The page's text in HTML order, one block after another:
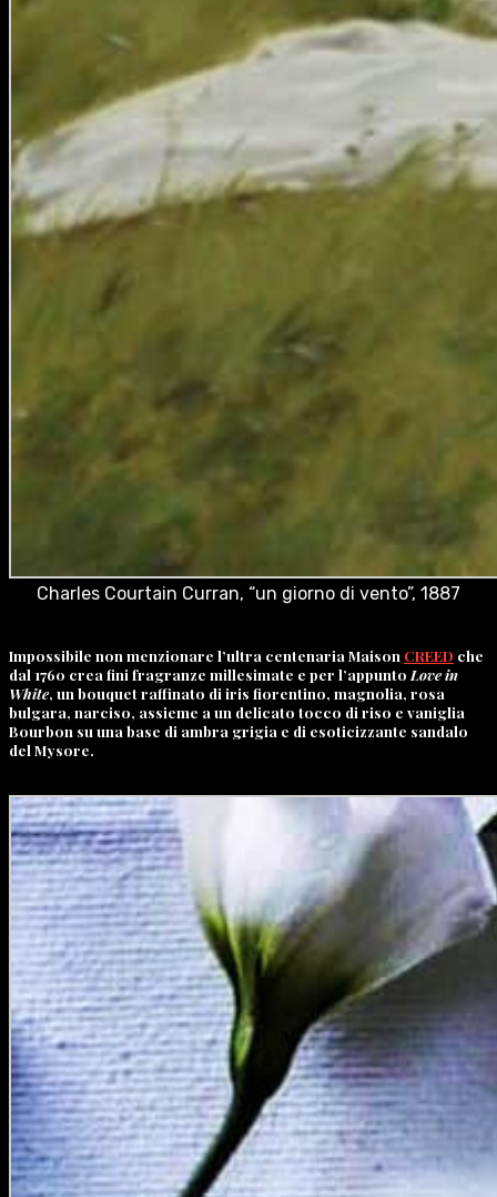
Charles Courtain Curran, “un giorno di vento”, 1887
Impossibile non menzionare l’ultra centenaria Maison CREED che
dal 1760 crea fini fragranze millesimate e per l’appunto Love in
White, un bouquet raffinato di iris fiorentino, magnolia, rosa
bulgara, narciso, assieme a un delicato tocco di riso e vaniglia
Bourbon su una base di ambra grigia e di esoticizzante sandalo
del Mysore.